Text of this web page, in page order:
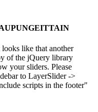
looks like that another
of the jQuery library
your sliders. Please
to LayerSlider ->
scripts in the footer"